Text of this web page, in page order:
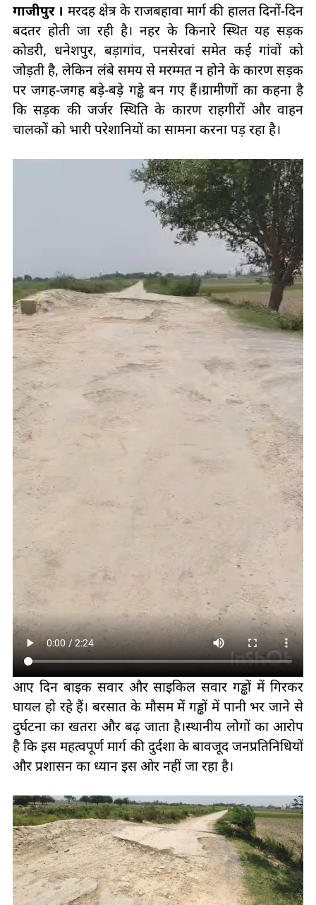
गाजीपुर । मरदह क्षेत्र के राजबहावा मार्ग की हालत दिनों-दिन
बदतर होती जा रही है। नहर के किनारे स्थित यह सड़क
कोडरी, धनेशपुर, बड़ागांव, पनसेरवां समेत कई गांवों को
जोड़ती है, लेकिन लंबे समय से मरम्मत न होने के कारण सड़क
पर जगह-जगह बड़े-बड़े गड्ढे बन गए हैं।ग्रामीणों का कहना है
कि सड़क की जर्जर स्थिति के कारण राहगीरों और वाहन
चालकों को भारी परेशानियों का सामना करना पड़ रहा है।
आए दिन बाइक सवार और साइकिल सवार गड्ढों में गिरकर
घायल हो रहे हैं। बरसात के मौसम में गड्ढों में पानी भर जाने से
दुर्घटना का खतरा और बढ़ जाता है।स्थानीय लोगों का आरोप
है कि इस महत्वपूर्ण मार्ग की दुर्दशा के बावजूद जनप्रतिनिधियों
और प्रशासन का ध्यान इस ओर नहीं जा रहा है।